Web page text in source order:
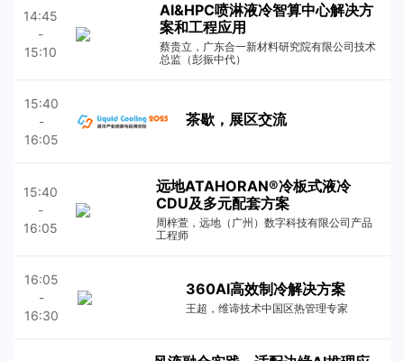
14:45
-
15:10
AI&HPC喷淋液冷智算中心解决方
案和工程应用
蔡贵立，广东合一新材料研究院有限公司技术
总监（彭振中代）
15:40
-
16:05
茶歇，展区交流
15:40
-
16:05
远地ATAHORAN®️冷板式液冷
CDU及多元配套方案
周梓萱，远地（广州）数字科技有限公司产品
工程师
16:05
-
16:30
360AI高效制冷解决方案
王超，维谛技术中国区热管理专家